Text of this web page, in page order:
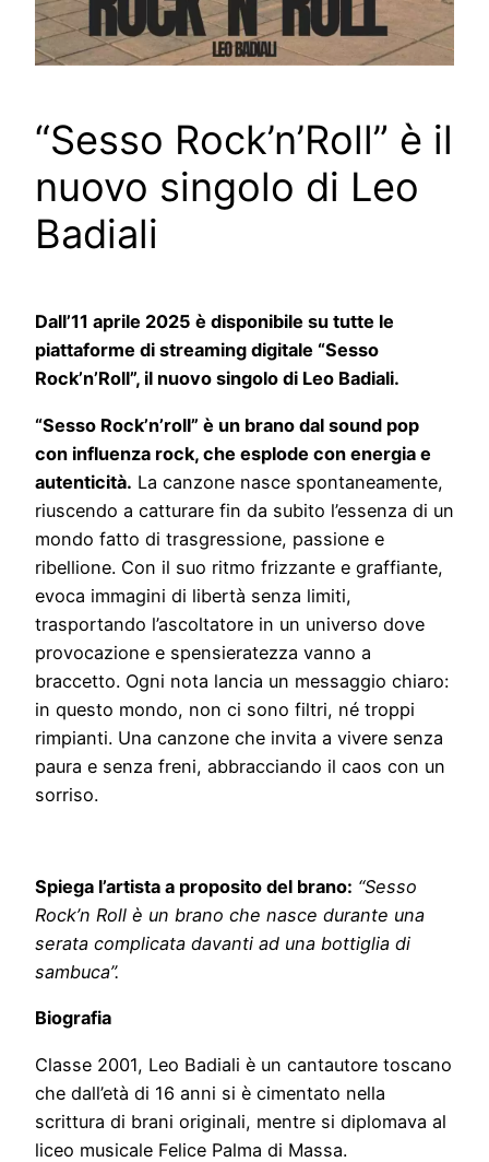
“Sesso Rock’n’Roll” è il
nuovo singolo di Leo
Badiali
Dall’11 aprile 2025 è disponibile su tutte le
piattaforme di streaming digitale “Sesso
Rock’n’Roll”, il nuovo singolo di Leo Badiali.
“Sesso Rock’n’roll” è un brano dal sound pop
con influenza rock, che esplode con energia e
autenticità. La canzone nasce spontaneamente,
riuscendo a catturare fin da subito l’essenza di un
mondo fatto di trasgressione, passione e
ribellione. Con il suo ritmo frizzante e graffiante,
evoca immagini di libertà senza limiti,
trasportando l’ascoltatore in un universo dove
provocazione e spensieratezza vanno a
braccetto. Ogni nota lancia un messaggio chiaro:
in questo mondo, non ci sono filtri, né troppi
rimpianti. Una canzone che invita a vivere senza
paura e senza freni, abbracciando il caos con un
sorriso.
Spiega l’artista a proposito del brano: “Sesso
Rock’n Roll è un brano che nasce durante una
serata complicata davanti ad una bottiglia di
sambuca”.
Biografia
Classe 2001, Leo Badiali è un cantautore toscano
che dall’età di 16 anni si è cimentato nella
scrittura di brani originali, mentre si diplomava al
liceo musicale Felice Palma di Massa.